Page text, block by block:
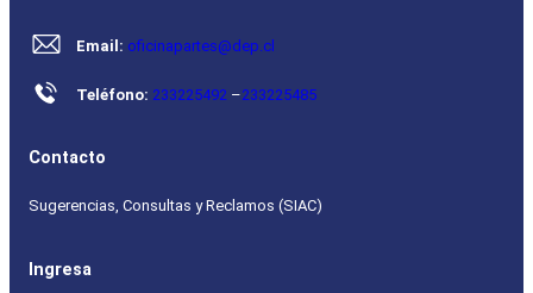
Email: oficinapartes@dep.cl
Teléfono: 233225492 –233225485
Contacto
Sugerencias, Consultas y Reclamos (SIAC)
Ingresa